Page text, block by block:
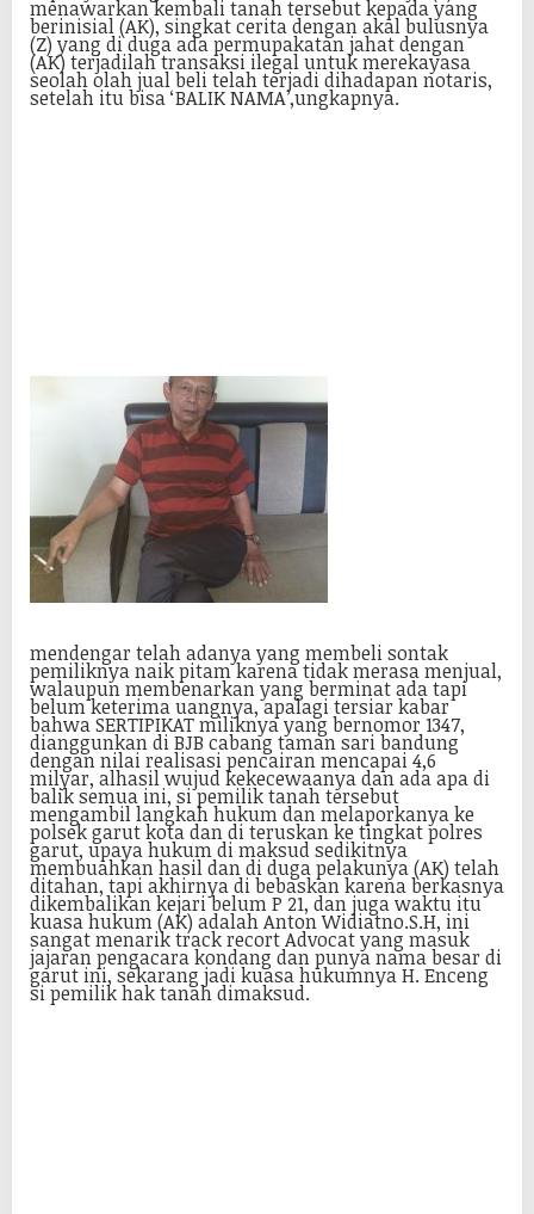
menawarkan kembali tanah tersebut kepada yang
berinisial (AK), singkat cerita dengan akal bulusnya
(Z) yang di duga ada permupakatan jahat dengan
(AK) terjadilah transaksi ilegal untuk merekayasa
seolah olah jual beli telah terjadi dihadapan notaris,
setelah itu bisa ‘BALIK NAMA’,ungkapnya.
mendengar telah adanya yang membeli sontak
pemiliknya naik pitam karena tidak merasa menjual,
walaupun membenarkan yang berminat ada tapi
belum keterima uangnya, apalagi tersiar kabar
bahwa SERTIPIKAT miliknya yang bernomor 1347,
dianggunkan di BJB cabang taman sari bandung
dengan nilai realisasi pencairan mencapai 4,6
milyar, alhasil wujud kekecewaanya dan ada apa di
balik semua ini, si pemilik tanah tersebut
mengambil langkah hukum dan melaporkanya ke
polsek garut kota dan di teruskan ke tingkat polres
garut, upaya hukum di maksud sedikitnya
membuahkan hasil dan di duga pelakunya (AK) telah
ditahan, tapi akhirnya di bebaskan karena berkasnya
dikembalikan kejari belum P 21, dan juga waktu itu
kuasa hukum (AK) adalah Anton Widiatno.S.H, ini
sangat menarik track recort Advocat yang masuk
jajaran pengacara kondang dan punya nama besar di
garut ini, sekarang jadi kuasa hukumnya H. Enceng
si pemilik hak tanah dimaksud.